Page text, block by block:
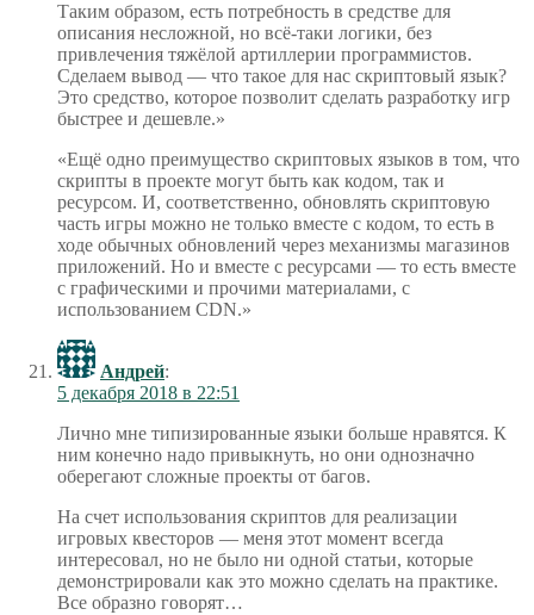
Таким образом, есть потребность в средстве для
описания несложной, но всё-таки логики, без
привлечения тяжёлой артиллерии программистов.
Сделаем вывод — что такое для нас скриптовый язык?
Это средство, которое позволит сделать разработку игр
быстрее и дешевле.»
«Ещё одно преимущество скриптовых языков в том, что
скрипты в проекте могут быть как кодом, так и
ресурсом. И, соответственно, обновлять скриптовую
часть игры можно не только вместе с кодом, то есть в
ходе обычных обновлений через механизмы магазинов
приложений. Но и вместе с ресурсами — то есть вместе
с графическими и прочими материалами, с
использованием CDN.»
Андрей:
5 декабря 2018 в 22:51
Лично мне типизированные языки больше нравятся. К
ним конечно надо привыкнуть, но они однозначно
оберегают сложные проекты от багов.
На счет использования скриптов для реализации
игровых квесторов — меня этот момент всегда
интересовал, но не было ни одной статьи, которые
демонстрировали как это можно сделать на практике.
Все образно говорят…